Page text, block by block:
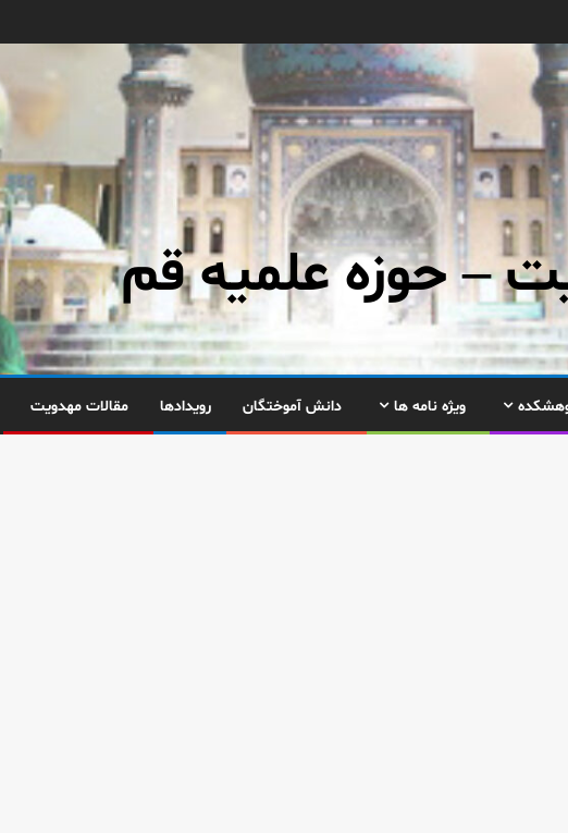
– حوزه علمیه قم
ویژه نامه ها دانش آموختگان رویدادها مقالات مهدویت